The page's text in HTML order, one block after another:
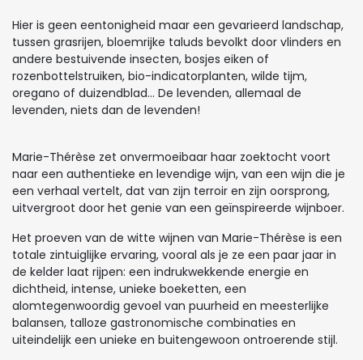
Hier is geen eentonigheid maar een gevarieerd landschap,
tussen grasrijen, bloemrijke taluds bevolkt door vlinders en
andere bestuivende insecten, bosjes eiken of
rozenbottelstruiken, bio-indicatorplanten, wilde tijm,
oregano of duizendblad... De levenden, allemaal de
levenden, niets dan de levenden!
Marie-Thérèse zet onvermoeibaar haar zoektocht voort
naar een authentieke en levendige wijn, van een wijn die je
een verhaal vertelt, dat van zijn terroir en zijn oorsprong,
uitvergroot door het genie van een geïnspireerde wijnboer.
Het proeven van de witte wijnen van Marie-Thérèse is een
totale zintuiglijke ervaring, vooral als je ze een paar jaar in
de kelder laat rijpen: een indrukwekkende energie en
dichtheid, intense, unieke boeketten, een
alomtegenwoordig gevoel van puurheid en meesterlijke
balansen, talloze gastronomische combinaties en
uiteindelijk een unieke en buitengewoon ontroerende stijl.